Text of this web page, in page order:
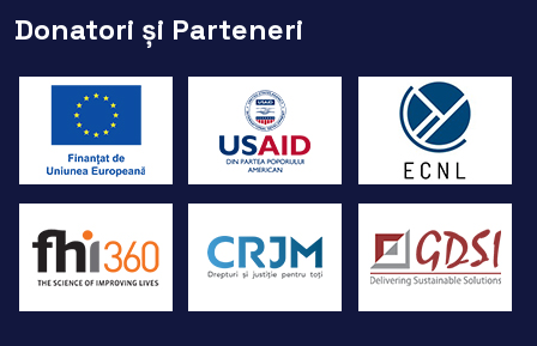
Donatori și Parteneri